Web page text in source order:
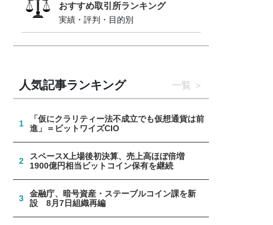
おすすめ取引所ランキング
実績・評判・目的別
人気記事ランキング 一覧
1
「仮にクラリティー法不成立でも仮想通貨は前
進」＝ビットワイズCIO
2
スペースX上場後初決算、売上高ほぼ倍増
1900億円相当ビットコイン保有を継続
3
金融庁、暗号資産・ステーブルコイン課を新
設 8月7日組織再編